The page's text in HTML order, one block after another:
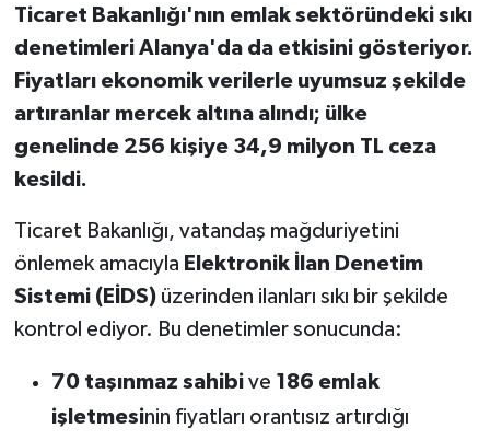
Ticaret Bakanlığı'nın emlak sektöründeki sıkı
denetimleri Alanya'da da etkisini gösteriyor.
Fiyatları ekonomik verilerle uyumsuz şekilde
artıranlar mercek altına alındı; ülke
genelinde 256 kişiye 34,9 milyon TL ceza
kesildi.
Ticaret Bakanlığı, vatandaş mağduriyetini
önlemek amacıyla Elektronik İlan Denetim
Sistemi (EİDS)üzerinden ilanları sıkı bir şekilde
kontrol ediyor. Bu denetimler sonucunda:
70 taşınmaz sahibive 186 emlak
işletmesinin fiyatları orantısız artırdığı